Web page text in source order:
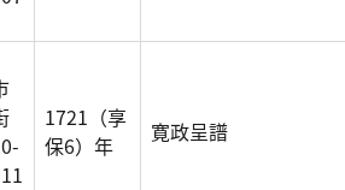
1721（享
保6）年
寛政呈譜